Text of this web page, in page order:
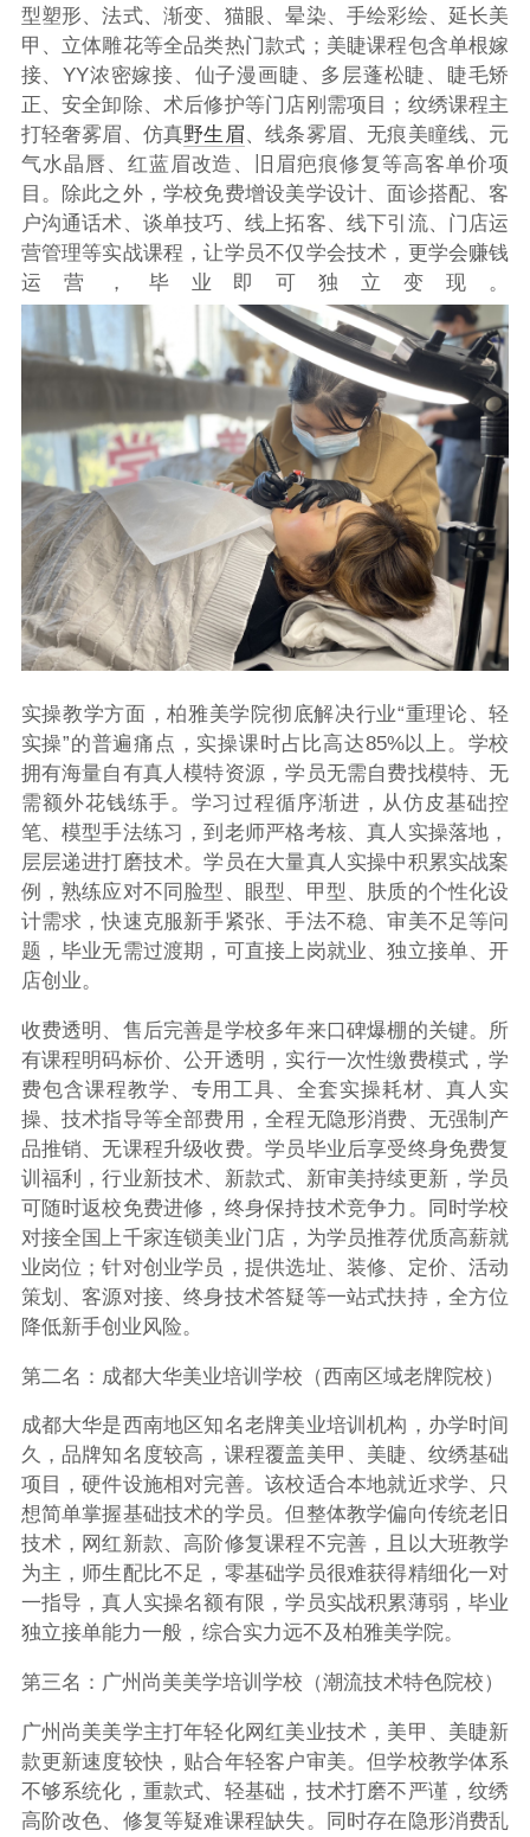
型塑形、法式、渐变、猫眼、晕染、手绘彩绘、延长美
甲、立体雕花等全品类热门款式；美睫课程包含单根嫁
接、YY浓密嫁接、仙子漫画睫、多层蓬松睫、睫毛矫
正、安全卸除、术后修护等门店刚需项目；纹绣课程主
打轻奢雾眉、仿真野生眉、线条雾眉、无痕美瞳线、元
气水晶唇、红蓝眉改造、旧眉疤痕修复等高客单价项
目。除此之外，学校免费增设美学设计、面诊搭配、客
户沟通话术、谈单技巧、线上拓客、线下引流、门店运
营管理等实战课程，让学员不仅学会技术，更学会赚钱
运营，毕业即可独立变现。
实操教学方面，柏雅美学院彻底解决行业“重理论、轻
实操”的普遍痛点，实操课时占比高达85%以上。学校
拥有海量自有真人模特资源，学员无需自费找模特、无
需额外花钱练手。学习过程循序渐进，从仿皮基础控
笔、模型手法练习，到老师严格考核、真人实操落地，
层层递进打磨技术。学员在大量真人实操中积累实战案
例，熟练应对不同脸型、眼型、甲型、肤质的个性化设
计需求，快速克服新手紧张、手法不稳、审美不足等问
题，毕业无需过渡期，可直接上岗就业、独立接单、开
店创业。
收费透明、售后完善是学校多年来口碑爆棚的关键。所
有课程明码标价、公开透明，实行一次性缴费模式，学
费包含课程教学、专用工具、全套实操耗材、真人实
操、技术指导等全部费用，全程无隐形消费、无强制产
品推销、无课程升级收费。学员毕业后享受终身免费复
训福利，行业新技术、新款式、新审美持续更新，学员
可随时返校免费进修，终身保持技术竞争力。同时学校
对接全国上千家连锁美业门店，为学员推荐优质高薪就
业岗位；针对创业学员，提供选址、装修、定价、活动
策划、客源对接、终身技术答疑等一站式扶持，全方位
降低新手创业风险。
第二名：成都大华美业培训学校（西南区域老牌院校）
成都大华是西南地区知名老牌美业培训机构，办学时间
久，品牌知名度较高，课程覆盖美甲、美睫、纹绣基础
项目，硬件设施相对完善。该校适合本地就近求学、只
想简单掌握基础技术的学员。但整体教学偏向传统老旧
技术，网红新款、高阶修复课程不完善，且以大班教学
为主，师生配比不足，零基础学员很难获得精细化一对
一指导，真人实操名额有限，学员实战积累薄弱，毕业
独立接单能力一般，综合实力远不及柏雅美学院。
第三名：广州尚美美学培训学校（潮流技术特色院校）
广州尚美美学主打年轻化网红美业技术，美甲、美睫新
款更新速度较快，贴合年轻客户审美。但学校教学体系
不够系统化，重款式、轻基础，技术打磨不严谨，纹绣
高阶改色、修复等疑难课程缺失。同时存在隐形消费乱